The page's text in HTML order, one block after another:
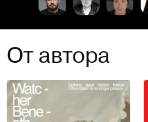
От автора